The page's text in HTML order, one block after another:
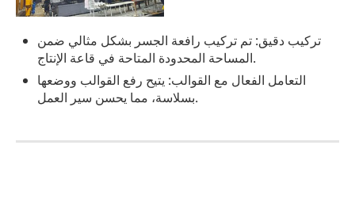
تركيب دقيق: تم تركيب رافعة الجسر بشكل مثالي ضمن
المساحة المحدودة المتاحة في قاعة الإنتاج.
التعامل الفعال مع القوالب: يتيح رفع القوالب ووضعها
بسلاسة، مما يحسن سير العمل.